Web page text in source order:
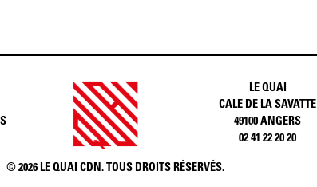
LE QUAI
CALE DE LA SAVATTE
49100 ANGERS
02 41 22 20 20
	© 2026 LE QUAI CDN. TOUS DROITS RÉSERVÉS.